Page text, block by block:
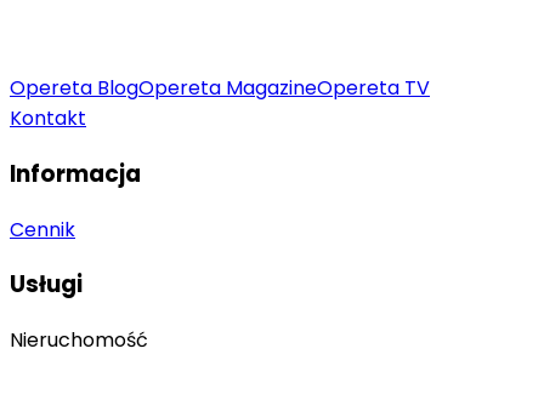
Opereta BlogOpereta MagazineOpereta TV
Kontakt
Informacja
Cennik
Usługi
Nieruchomość